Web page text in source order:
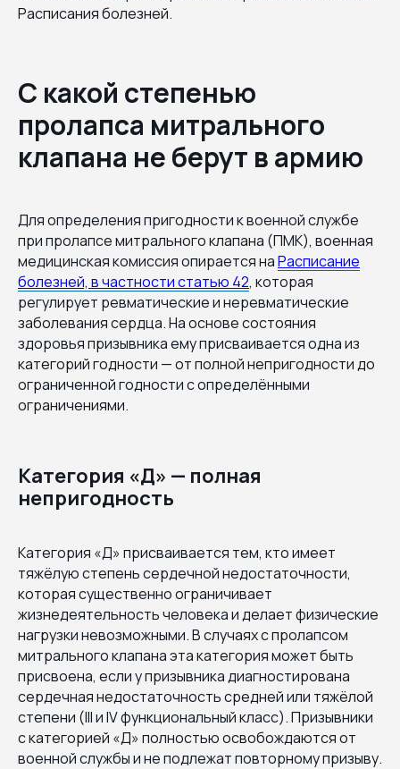
Расписания болезней.
С какой степенью
пролапса митрального
клапана не берут в армию
Для определения пригодности к военной службе
при пролапсе митрального клапана (ПМК), военная
медицинская комиссия опирается наРасписание
болезней, в частности статью 42, которая
регулирует ревматические и неревматические
заболевания сердца. На основе состояния
здоровья призывника ему присваивается одна из
категорий годности — от полной непригодности до
ограниченной годности с определёнными
ограничениями.
Категория «Д» — полная
непригодность
Категория «Д» присваивается тем, кто имеет
тяжёлую степень сердечной недостаточности,
которая существенно ограничивает
жизнедеятельность человека и делает физические
нагрузки невозможными. В случаях с пролапсом
митрального клапана эта категория может быть
присвоена, если у призывника диагностирована
сердечная недостаточность средней или тяжёлой
степени (III и IV функциональный класс). Призывники
с категорией «Д» полностью освобождаются от
военной службы и не подлежат повторному призыву.